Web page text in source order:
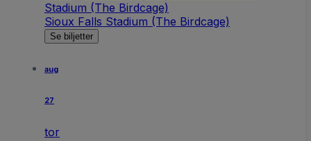
Stadium (The Birdcage)
Sioux Falls Stadium (The Birdcage)
Se biljetter
aug
27
tor